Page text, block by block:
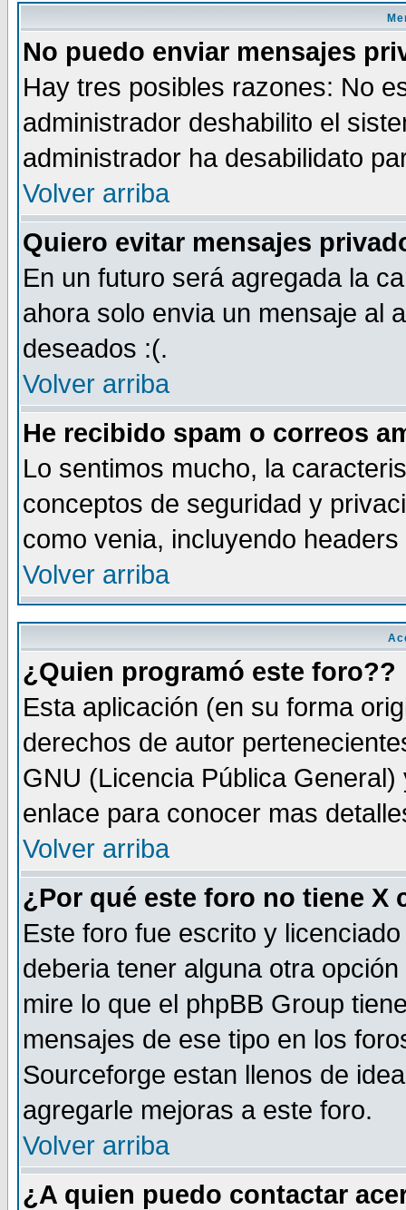
No puedo enviar mensajes
Hay tres posibles razones: No
administrador deshabilito el
administrador ha desabilidato
Volver arriba
Quiero evitar mensajes
En un futuro será agregada la
ahora solo envia un mensaje al
deseados :(.
Volver arriba
He recibido spam o correos
Lo sentimos mucho, la
conceptos de seguridad y
como venia, incluyendo
Volver arriba
¿Quien programó este foro??
Esta aplicación (en su forma
derechos de autor
GNU (Licencia Pública
enlace para conocer mas
Volver arriba
¿Por qué este foro no tiene X
Este foro fue escrito y
deberia tener alguna otra
mire lo que el phpBB Group
mensajes de ese tipo en los
Sourceforge estan llenos de
agregarle mejoras a este foro.
Volver arriba
¿A quien puedo contactar